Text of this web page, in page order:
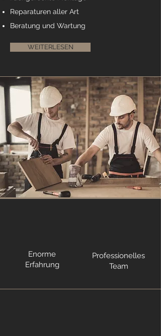
Reparaturen aller Art
Beratung und Wartung
WEITERLESEN
Enorme
Erfahrung
Professionelles
Team